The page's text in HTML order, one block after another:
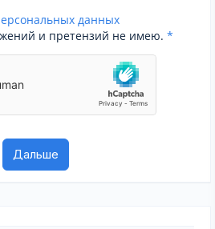
данных
и претензий не имею. *